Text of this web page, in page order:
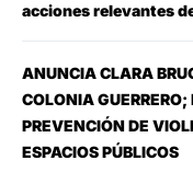
acciones relevantes
ANUNCIA CLARA
COLONIA
PREVENCIÓN DE
ESPACIOS PÚBLICOS